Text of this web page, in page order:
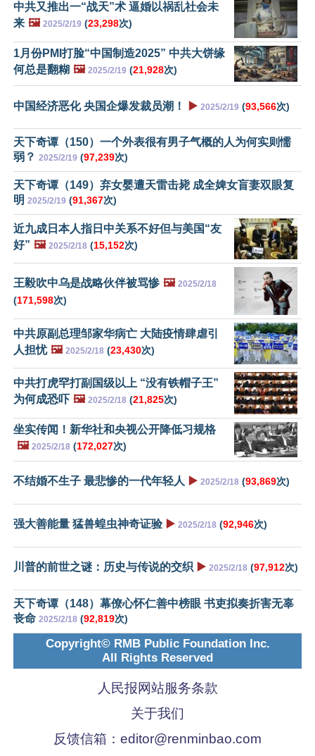
中共又推出一“战天”术 逼婚以祸乱社会未
来 🖼️ 2025/2/19 (23,298次)
1月份PMI打脸“中国制造2025” 中共大饼缘
何总是翻糊 🖼️ 2025/2/19 (21,928次)
中国经济恶化 央国企爆发裁员潮！ ▶️ 2025/2/19 (93,566次)
天下奇谭（150）一个外表很有男子气概的人为何实则懦
弱？ 2025/2/19 (97,239次)
天下奇谭（149）弃女婴遭天雷击毙 成全婢女盲妻双眼复
明 2025/2/19 (91,367次)
近九成日本人指日中关系不好但与美国“友
好” 🖼️ 2025/2/18 (15,152次)
王毅吹中乌是战略伙伴被骂惨 🖼️ 2025/2/18
(171,598次)
中共原副总理邹家华病亡 大陆疫情肆虐引
人担忧 🖼️ 2025/2/18 (23,430次)
中共打虎罕打副国级以上 “没有铁帽子王”
为何成恐吓 🖼️ 2025/2/18 (21,825次)
坐实传闻！新华社和央视公开降低习规格
🖼️ 2025/2/18 (172,027次)
不结婚不生子 最悲惨的一代年轻人 ▶️ 2025/2/18 (93,869次)
强大善能量 猛兽蝗虫神奇证验 ▶️ 2025/2/18 (92,946次)
川普的前世之谜：历史与传说的交织 ▶️ 2025/2/18 (97,912次)
天下奇谭（148）幕僚心怀仁善中榜眼 书吏拟奏折害无辜
丧命 2025/2/18 (92,819次)
Copyright© RMB Public Foundation Inc.
All Rights Reserved
人民报网站服务条款
关于我们
反馈信箱： editor@renminbao.com